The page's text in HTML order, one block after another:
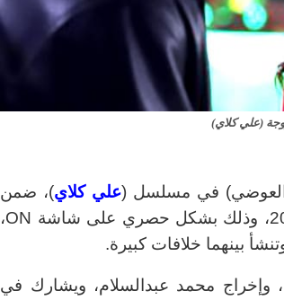
(علي كلاي)
العوضي) في مسلسل (علي كلاي)، ضمن
خريطة أعمالها الدرامية في موسم رمضان 2026، وذلك بشكل حصري على شاشة ON،
بينهما خلافات كبيرة.
محمد عبدالسلام، ويشارك في